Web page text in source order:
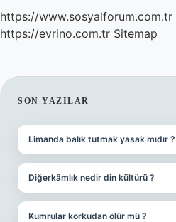
https://www.sosyalforum.com.tr
https://evrino.com.tr Sitemap
SIDEBAR
SON YAZILAR
Limanda balık tutmak yasak mıdır ?
Diğerkâmlık nedir din kültürü ?
Kumrular korkudan ölür mü ?